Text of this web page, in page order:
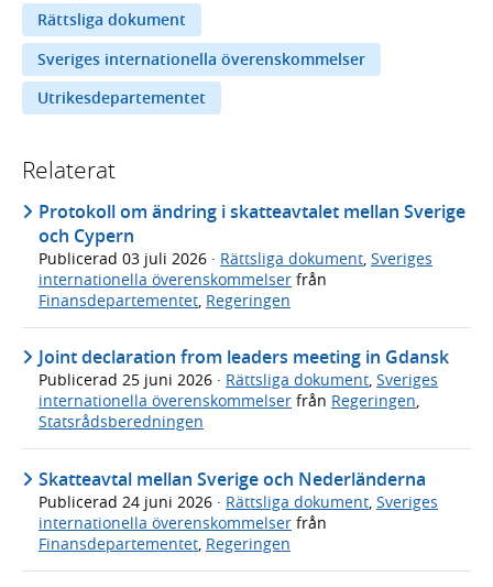
Rättsliga dokument
Sveriges internationella överenskommelser
Utrikesdepartementet
Relaterat
Protokoll om ändring i skatteavtalet mellan Sverige
och Cypern
Publicerad 03 juli 2026 · Rättsliga dokument Sveriges
internationella överenskommelser från
Finansdepartementet Regeringen
Joint declaration from leaders meeting in Gdansk
Publicerad 25 juni 2026 · Rättsliga dokument, Sveriges
internationella överenskommelser från Regeringen,
Statsrådsberedningen
Skatteavtal mellan Sverige och Nederländerna
Publicerad 24 juni 2026 · Rättsliga dokument, Sveriges
internationella överenskommelser från
Finansdepartementet, Regeringen